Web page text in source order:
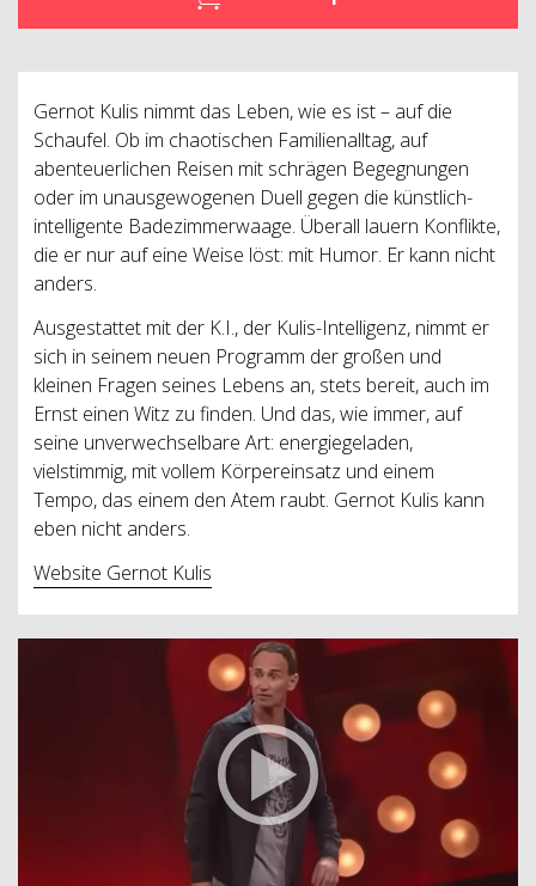
Gernot Kulis nimmt das Leben, wie es ist – auf die
Schaufel. Ob im chaotischen Familienalltag, auf
abenteuerlichen Reisen mit schrägen Begegnungen
oder im unausgewogenen Duell gegen die künstlich-
intelligente Badezimmerwaage. Überall lauern Konflikte,
die er nur auf eine Weise löst: mit Humor. Er kann nicht
anders.
Ausgestattet mit der K.I., der Kulis-Intelligenz, nimmt er
sich in seinem neuen Programm der großen und
kleinen Fragen seines Lebens an, stets bereit, auch im
Ernst einen Witz zu finden. Und das, wie immer, auf
seine unverwechselbare Art: energiegeladen,
vielstimmig, mit vollem Körpereinsatz und einem
Tempo, das einem den Atem raubt. Gernot Kulis kann
eben nicht anders.
Website Gernot Kulis